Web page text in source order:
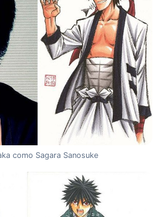
como Sagara Sanosuke